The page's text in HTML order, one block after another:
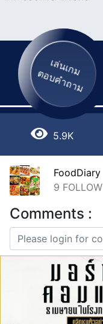
เล่นเกม
ตอบคำถาม
5.9K
FoodDiary
9 FOLLOW
Comments :